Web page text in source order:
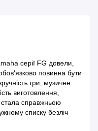
серії FG довели,
повинна бути
гри, музичне
виготовлення,
справжньою
списку безліч